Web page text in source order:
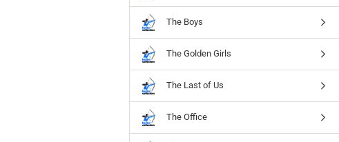
The Boys
The Golden Girls
The Last of Us
The Office